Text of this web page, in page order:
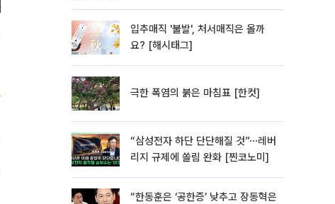
입추매직 '불발', 처서매직은 올까
요? [해시태그]
극한 폭염의 붉은 마침표 [한컷]
“삼성전자 하단 단단해질 것”⋯레버
리지 규제에 쏠림 완화 [찐코노미]
“한동훈은 ‘공한증’ 낮추고 장동혁은